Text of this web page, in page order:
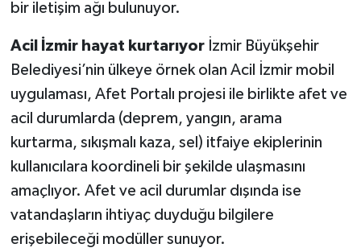
bir iletişim ağı bulunuyor.
Acil İzmir hayat kurtarıyorİzmir Büyükşehir
Belediyesi’nin ülkeye örnek olan Acil İzmir mobil
uygulaması, Afet Portalı projesi ile birlikte afet ve
acil durumlarda (deprem, yangın, arama
kurtarma, sıkışmalı kaza, sel) itfaiye ekiplerinin
kullanıcılara koordineli bir şekilde ulaşmasını
amaçlıyor. Afet ve acil durumlar dışında ise
vatandaşların ihtiyaç duyduğu bilgilere
erişebileceği modüller sunuyor.